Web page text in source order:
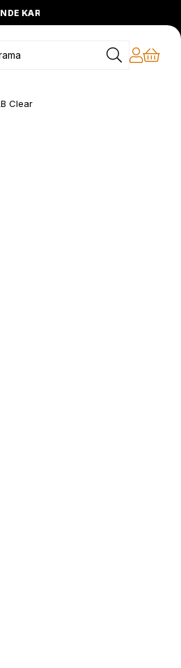
KARGODA
Clear